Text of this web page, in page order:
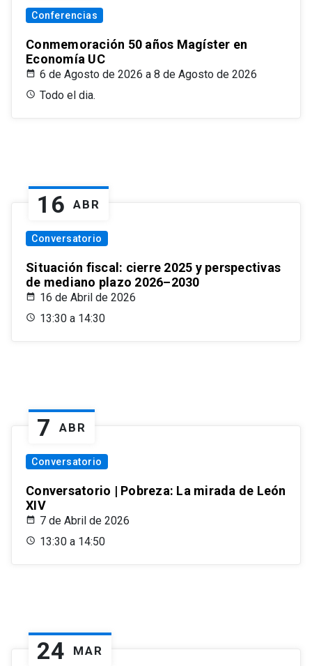
Conferencias
Conmemoración 50 años Magíster en
Economía UC
6 de Agosto de 2026 a 8 de Agosto de 2026
Todo el dia.
16 ABR
Conversatorio
Situación fiscal: cierre 2025 y perspectivas
de mediano plazo 2026–2030
16 de Abril de 2026
13:30 a 14:30
7 ABR
Conversatorio
Conversatorio | Pobreza: La mirada de León
XIV
7 de Abril de 2026
13:30 a 14:50
24 MAR